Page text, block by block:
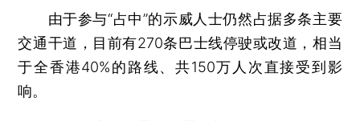
由于参与“占中”的示威人士仍然占据多条主要
交通干道，目前有270条巴士线停驶或改道，相当
于全香港40%的路线、共150万人次直接受到影
响。